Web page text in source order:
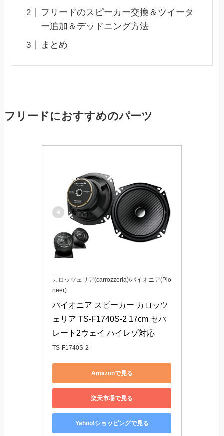
フリードのスピーカー交換＆ツイータ
ー追加＆デッドニング方法
まとめ
フリードにおすすめのパーツ
カロッツェリア(carrozzeria)/パイオニア(Pio
neer)
パイオニア スピーカー カロッツ
ェリア TS-F1740S-2 17cm セパ
レート2ウェイ ハイレゾ対応
TS-F1740S-2
Amazonで見る
楽天市場で見る
Yahoo!ショッピングで見る